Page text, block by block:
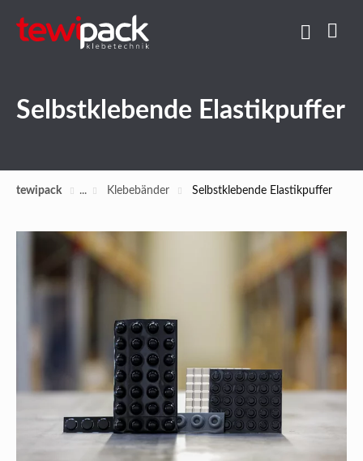
Selbstklebende Elastikpuffer
tewipack Klebebänder Selbstklebende Elastikpuffer